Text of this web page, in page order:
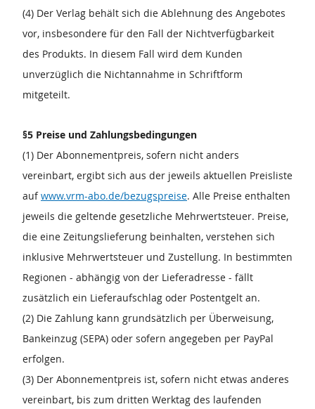
(4) Der Verlag behält sich die Ablehnung des Angebotes
vor, insbesondere für den Fall der Nichtverfügbarkeit
des Produkts. In diesem Fall wird dem Kunden
unverzüglich die Nichtannahme in Schriftform
mitgeteilt.
§5 Preise und Zahlungsbedingungen
(1) Der Abonnementpreis, sofern nicht anders
vereinbart, ergibt sich aus der jeweils aktuellen Preisliste
aufwww.vrm-abo.de/bezugspreise. Alle Preise enthalten
jeweils die geltende gesetzliche Mehrwertsteuer. Preise,
die eine Zeitungslieferung beinhalten, verstehen sich
inklusive Mehrwertsteuer und Zustellung. In bestimmten
Regionen - abhängig von der Lieferadresse - fällt
zusätzlich ein Lieferaufschlag oder Postentgelt an.
(2) Die Zahlung kann grundsätzlich per Überweisung,
Bankeinzug (SEPA) oder sofern angegeben per PayPal
erfolgen.
(3) Der Abonnementpreis ist, sofern nicht etwas anderes
vereinbart, bis zum dritten Werktag des laufenden